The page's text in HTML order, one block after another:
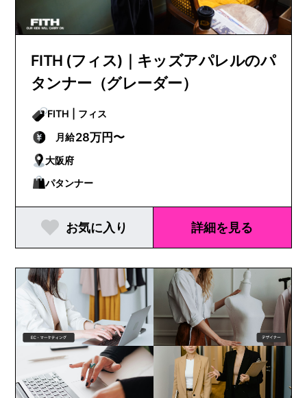
FITH (フィス)｜キッズアパレルのパ
タンナー（グレーダー）
FITH | フィス
月給28万円〜
大阪府
パタンナー
お気に入り 詳細を見る